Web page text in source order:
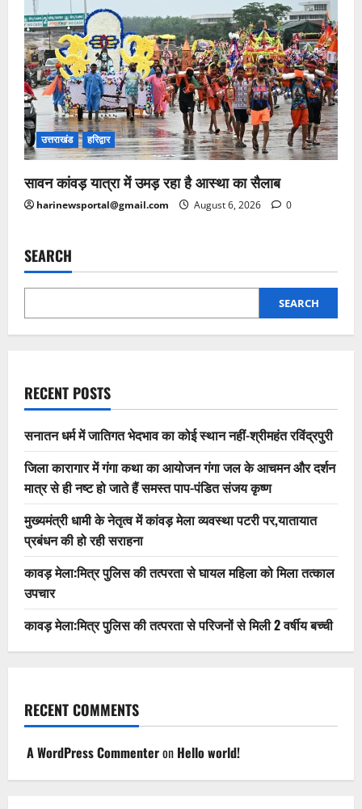
उत्तराखंड हरिद्वार
सावन कांवड़ यात्रा में उमड़ रहा है आस्था का सैलाब
harinewsportal@gmail.com August 6, 2026 0
SEARCH
SEARCH
RECENT POSTS
सनातन धर्म में जातिगत भेदभाव का कोई स्थान नहीं-श्रीमहंत रविंद्रपुरी
जिला कारागार में गंगा कथा का आयोजन गंगा जल के आचमन और दर्शन
मात्र से ही नष्ट हो जाते हैं समस्त पाप-पंडित संजय कृष्ण
मुख्यमंत्री धामी के नेतृत्व में कांवड़ मेला व्यवस्था पटरी पर,यातायात
प्रबंधन की हो रही सराहना
कावड़ मेला:मित्र पुलिस की तत्परता से घायल महिला को मिला तत्काल
उपचार
कावड़ मेला:मित्र पुलिस की तत्परता से परिजनों से मिली 2 वर्षीय बच्ची
RECENT COMMENTS
A WordPress Commenteron Hello world!